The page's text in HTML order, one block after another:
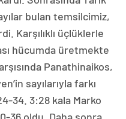
bulan temsilcimiz,
Karşılıklı üçlüklerle
hücumda üretmekte
Panathinaikos,
sayılarıyla farkı
34. 3:28 kala Marko